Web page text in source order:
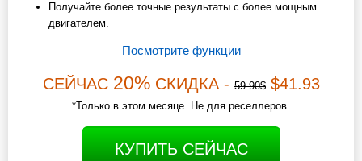
Получайте более точные результаты с более мощным
двигателем.
Посмотрите функции
СЕЙЧАС 20%СКИДКА -59.90$$41.93
*Только в этом месяце. Не для реселлеров.
КУПИТЬ СЕЙЧАС